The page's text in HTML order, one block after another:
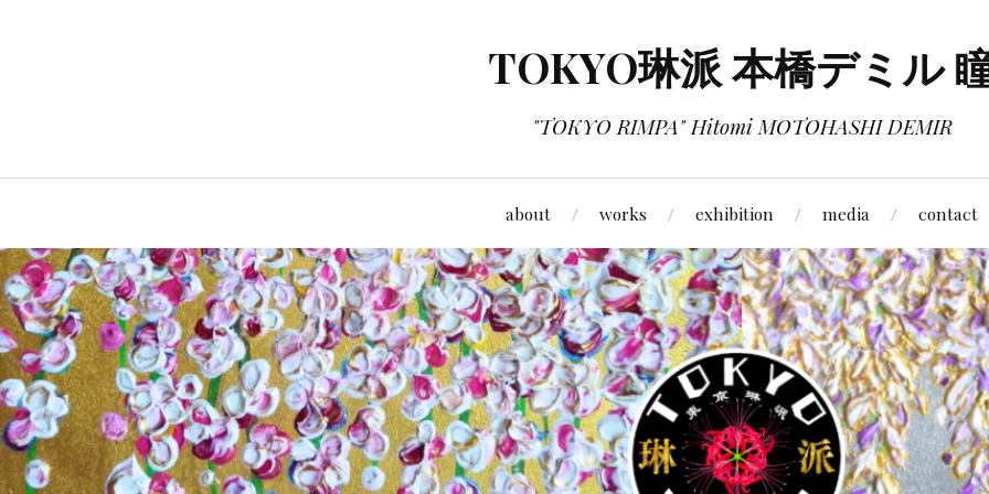
TOKYO琳派 本橋デミル
"TOKYO RIMPA" Hitomi MOTOHASHI DEMIR
about works exhibition media contact